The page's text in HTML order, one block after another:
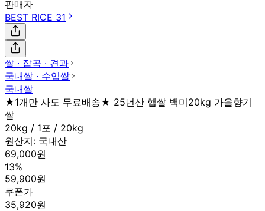
판매자
BEST RICE 31
쌀 ∙ 잡곡 ∙ 견과
국내쌀 ∙ 수입쌀
국내쌀
★1개만 사도 무료배송★ 25년산 햅쌀 백미20kg 가을향기
쌀
20kg / 1포 / 20kg
원산지: 국내산
69,000원
13%
59,900원
쿠폰가
35,920원